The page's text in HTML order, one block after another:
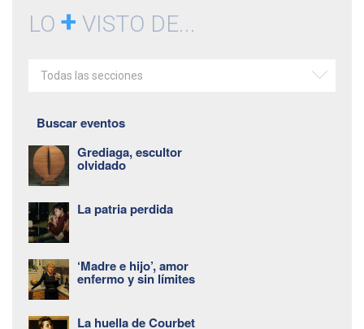
LO + VISTO DE...
Todas las secciones
Buscar eventos
Grediaga, escultor
olvidado
La patria perdida
‘Madre e hijo’, amor
enfermo y sin límites
La huella de Courbet